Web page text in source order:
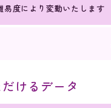
度により変動いたします
けるデータ